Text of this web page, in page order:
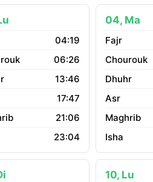
04:19
06:26
13:46
17:47
21:06
23:04
04, Ma
10, Lu